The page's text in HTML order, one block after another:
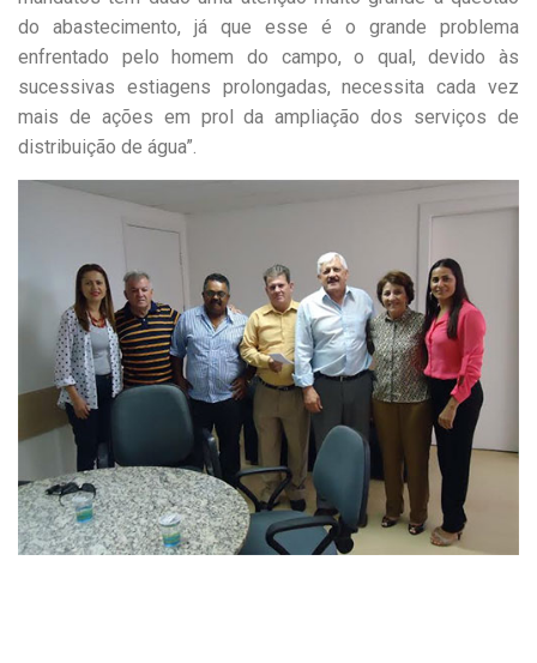
do abastecimento, já que esse é o grande problema
enfrentado pelo homem do campo, o qual, devido às
sucessivas estiagens prolongadas, necessita cada vez
mais de ações em prol da ampliação dos serviços de
distribuição de água”.